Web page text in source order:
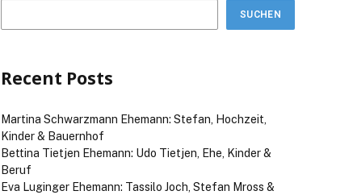
SUCHEN
Recent Posts
Martina Schwarzmann Ehemann: Stefan, Hochzeit,
Kinder & Bauernhof
Bettina Tietjen Ehemann: Udo Tietjen, Ehe, Kinder &
Beruf
Eva Luginger Ehemann: Tassilo Joch, Stefan Mross &